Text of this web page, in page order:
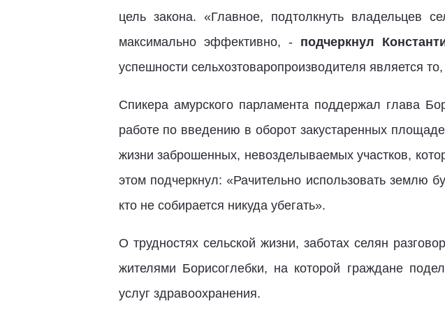
цель закона. «Главное, подтолкнуть владельцев
максимально эффективно, - подчеркнул
успешности сельхозтоваропроизводителя является
Спикера амурского парламента поддержал глава
работе по введению в оборот закустаренных
жизни заброшенных, невозделываемых участков,
этом подчеркнул: «Рачительно использовать землю
кто не собирается никуда убегать».
О трудностях сельской жизни, заботах селян
жителями Борисоглебки, на которой граждане
услуг здравоохранения.